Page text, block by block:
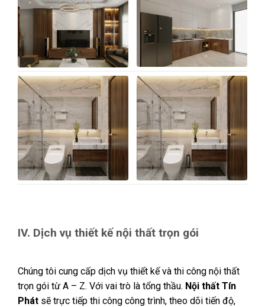
IV. Dịch vụ thiết kế nội thất trọn gói
Chúng tôi cung cấp dịch vụ thiết kế và thi công nội thất
trọn gói từ A – Z. Với vai trò là tổng thầu. Nội thất Tín
Phát sẽ trực tiếp thi công công trình, theo dõi tiến độ,